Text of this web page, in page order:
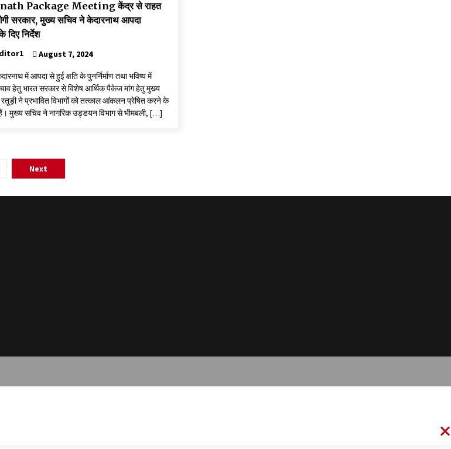
Package Meeting केंद्र से राहत
सरकार, मुख्य सचिव ने केदारनाथ आपदा
निर्देश
August 7, 2024
में आपदा से हुई क्षति के पुनर्निर्माण तथा भविष्य में
हेतु भारत सरकार से विशेष आर्थिक पैकेज मांग हेतु मुख्य
रतूड़ी ने प्रभावित विभागों को तत्काल आंकलन प्रेषित करने के
हैं। मुख्य सचिव ने नागरिक उड्डयन विभाग से भीमबली, […]
Next